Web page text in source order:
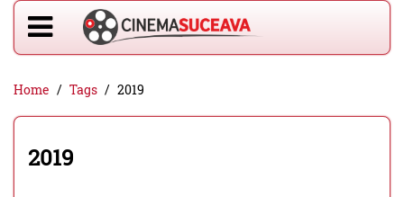
Home Tags 2019
2019